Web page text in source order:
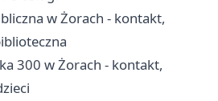
w Żorach - kontakt,
300 w Żorach - kontakt,